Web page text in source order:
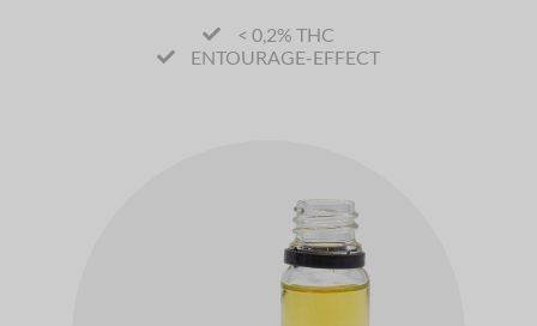
< 0,2% THC
ENTOURAGE-EFFECT